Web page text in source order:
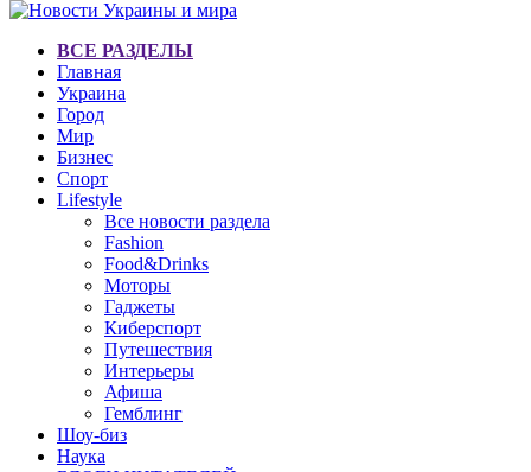
ВСЕ РАЗДЕЛЫ
Главная
Украина
Город
Мир
Бизнес
Спорт
Lifestyle
Все новости раздела
Fashion
Food&Drinks
Моторы
Гаджеты
Киберспорт
Путешествия
Интерьеры
Афиша
Гемблинг
Шоу-биз
Наука